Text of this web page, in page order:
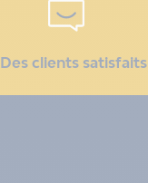
Des clients satisfaits